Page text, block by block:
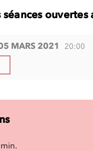
séances ouvertes
MARS 2021 20:00